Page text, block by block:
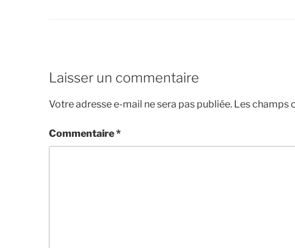
Laisser un commentaire
Votre adresse e-mail ne sera pas publiée. Les champs
Commentaire*